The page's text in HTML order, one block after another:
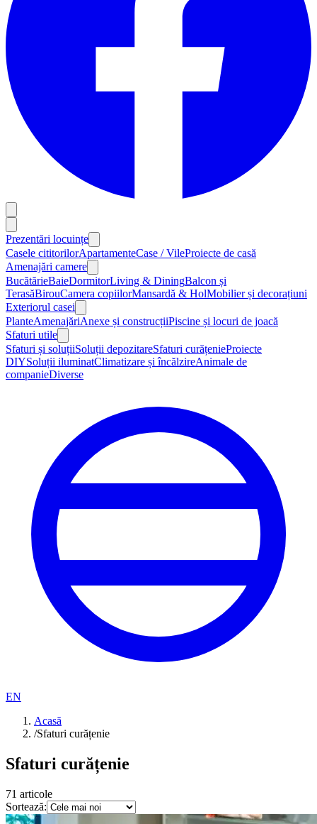
Prezentări locuințe
Casele cititorilorApartamenteCase / VileProiecte de casă
Amenajări camere
BucătărieBaieDormitorLiving & DiningBalcon și
TerasăBirouCamera copiilorMansardă & HolMobilier și decorațiuni
Exteriorul casei
PlanteAmenajăriAnexe și construcțiiPiscine și locuri de joacă
Sfaturi utile
Sfaturi și soluțiiSoluții depozitareSfaturi curățenieProiecte
DIYSoluții iluminatClimatizare și încălzireAnimale de
companieDiverse
EN
Acasă
/Sfaturi curățenie
Sfaturi curățenie
71 articole
Sortează: